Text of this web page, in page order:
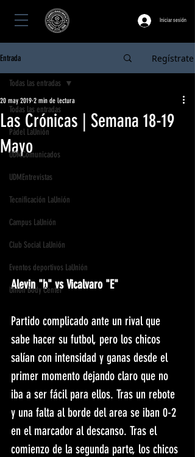
Iniciar sesión
Entrada Regístrate
Todas las entradas
Pádel LaUnión
UDMComunicados
UDMEntrevistas
Tecnificación LaUnión
Campus LaUnión
Club Social LaUnión
Eventos deportivos LaUnión
Unión Body Center
Todas las entradas
Las Crónicas | Semana 18-19
Mayo
20 may 2019 2 min de lectura
Alevin "b" vs Vicalvaro "E"
Partido complicado ante un rival que
sabe hacer su futbol, pero los chicos
salían con intensidad y ganas desde el
primer momento dejando claro que no
iba a ser fácil para ellos. Tras un rebote
y una falta al borde del area se iban 0-2
en el marcador al descanso. Tras el
comienzo de la segunda parte, los chicos